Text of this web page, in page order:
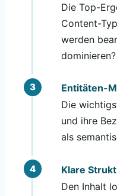
Die Top-
Content-
werden
dominieren?
Entitäten-
Die
und ihre
als
Klare
Den Inhalt